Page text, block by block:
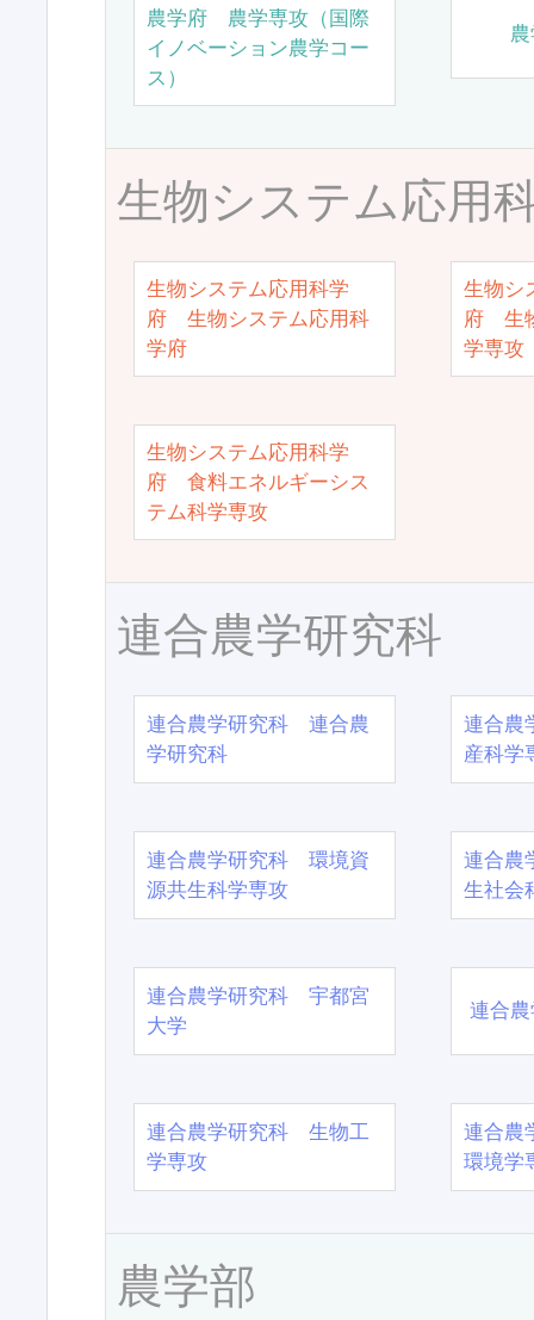
農学府 農学専攻（国際
イノベーション農学コー
ス）
生物システム応用
生物システム応用科学
府 生物システム応用科
学府
生物シ
府 生
学専攻
生物システム応用科学
府 食料エネルギーシス
テム科学専攻
連合農学研究科
連合農学研究科 連合農
学研究科
連合農
産科学
連合農学研究科 環境資
源共生科学専攻
連合農
生社会
連合農学研究科 宇都宮
大学
連合
連合農学研究科 生物工
学専攻
連合農
環境学
農学部